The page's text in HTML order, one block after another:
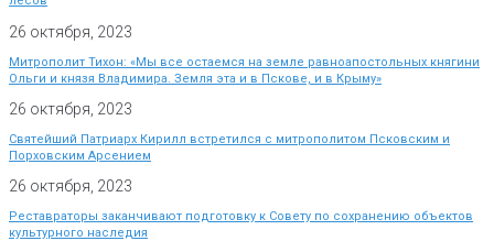
26 октября, 2023
Митрополит Тихон: «Мы все остаемся на земле равноапостольных княгини
Ольги и князя Владимира. Земля эта и в Пскове, и в Крыму»
26 октября, 2023
Святейший Патриарх Кирилл встретился с митрополитом Псковским и
Порховским Арсением
26 октября, 2023
Реставраторы заканчивают подготовку к Совету по сохранению объектов
культурного наследия